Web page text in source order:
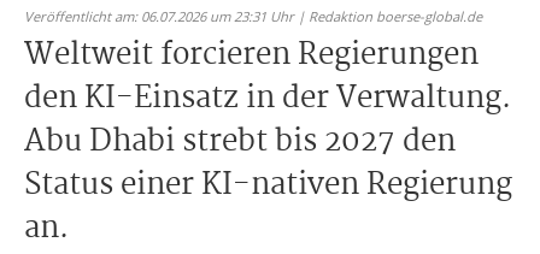
Veröffentlicht am: 06.07.2026 um 23:31 Uhr | Redaktion boerse-global.de
Weltweit forcieren Regierungen
den KI-Einsatz in der Verwaltung.
Abu Dhabi strebt bis 2027 den
Status einer KI-nativen Regierung
an.